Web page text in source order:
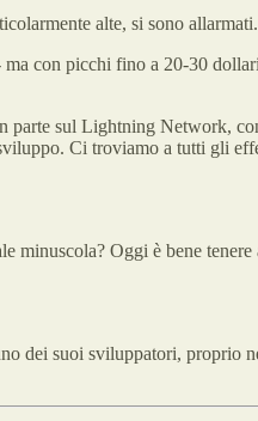
alte, si sono allarmati.
ma con picchi fino a 20-30
parte sul Lightning Network,
Ci troviamo a tutti gli
minuscola? Oggi è bene tenere
dei suoi sviluppatori, proprio